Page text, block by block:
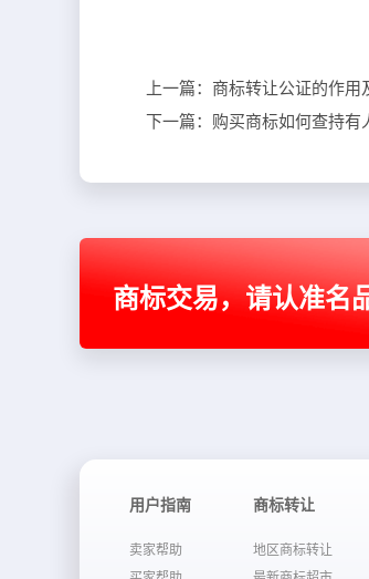
上一篇： 商标转让公证的作用
下一篇： 购买商标如何查持有
商标交易，请认准名
用户指南
卖家帮助
商标转让
地区商标转让